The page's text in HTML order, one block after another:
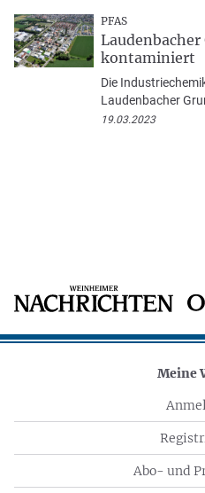
PFAS
Laudenbacher
kontaminiert
Die
Laudenbacher
19.03.2023
Meine
Abo- und